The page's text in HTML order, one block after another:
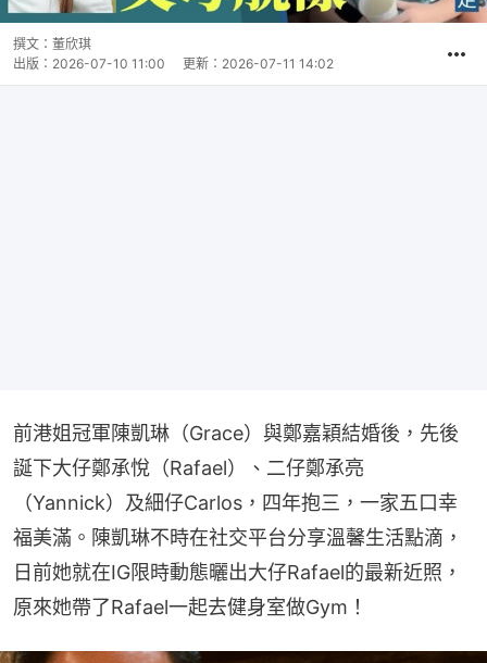
撰文： 董欣琪
出版： 2026-07-10 11:00 更新： 2026-07-11 14:02
前港姐冠軍陳凱琳（Grace）與鄭嘉穎結婚後，先後
誕下大仔鄭承悅（Rafael）、二仔鄭承亮
（Yannick）及細仔Carlos，四年抱三，一家五口幸
福美滿。陳凱琳不時在社交平台分享溫馨生活點滴，
日前她就在IG限時動態曬出大仔Rafael的最新近照，
原來她帶了Rafael一起去健身室做Gym！